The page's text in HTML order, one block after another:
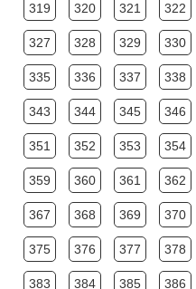
319 320 321 322
327 328 329 330
335 336 337 338
343 344 345 346
351 352 353 354
359 360 361 362
367 368 369 370
375 376 377 378
383 384 385 386